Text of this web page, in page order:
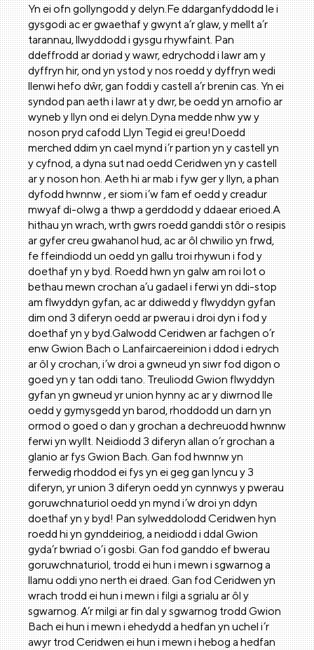
Yn ei ofn gollyngodd y delyn.Fe ddarganfyddodd le i
gysgodi ac er gwaethaf y gwynt a’r glaw, y mellt a’r
tarannau, llwyddodd i gysgu rhywfaint. Pan
ddeffrodd ar doriad y wawr, edrychodd i lawr am y
dyffryn hir, ond yn ystod y nos roedd y dyffryn wedi
llenwi hefo dŵr, gan foddi y castell a’r brenin cas. Yn ei
syndod pan aeth i lawr at y dwr, be oedd yn arnofio ar
wyneb y llyn ond ei delyn.Dyna medde nhw yw y
noson pryd cafodd Llyn Tegid ei greu!Doedd
merched ddim yn cael mynd i’r partion yn y castell yn
y cyfnod, a dyna sut nad oedd Ceridwen yn y castell
ar y noson hon. Aeth hi ar mab i fyw ger y llyn, a phan
dyfodd hwnnw , er siom i’w fam ef oedd y creadur
mwyaf di-olwg a thwp a gerddodd y ddaear erioed.A
hithau yn wrach, wrth gwrs roedd ganddi stôr o resipis
ar gyfer creu gwahanol hud, ac ar ôl chwilio yn frwd,
fe ffeindiodd un oedd yn gallu troi rhywun i fod y
doethaf yn y byd. Roedd hwn yn galw am roi lot o
bethau mewn crochan a’u gadael i ferwi yn ddi-stop
am flwyddyn gyfan, ac ar ddiwedd y flwyddyn gyfan
dim ond 3 diferyn oedd ar pwerau i droi dyn i fod y
doethaf yn y byd.Galwodd Ceridwen ar fachgen o’r
enw Gwion Bach o Lanfaircaereinion i ddod i edrych
ar ôl y crochan, i’w droi a gwneud yn siwr fod digon o
goed yn y tan oddi tano. Treuliodd Gwion flwyddyn
gyfan yn gwneud yr union hynny ac ar y diwrnod lle
oedd y gymysgedd yn barod, rhoddodd un darn yn
ormod o goed o dan y grochan a dechreuodd hwnnw
ferwi yn wyllt. Neidiodd 3 diferyn allan o’r grochan a
glanio ar fys Gwion Bach. Gan fod hwnnw yn
ferwedig rhoddod ei fys yn ei geg gan lyncu y 3
diferyn, yr union 3 diferyn oedd yn cynnwys y pwerau
goruwchnaturiol oedd yn mynd i’w droi yn ddyn
doethaf yn y byd! Pan sylweddolodd Ceridwen hyn
roedd hi yn gynddeiriog, a neidiodd i ddal Gwion
gyda’r bwriad o’i gosbi. Gan fod ganddo ef bwerau
goruwchnaturiol, trodd ei hun i mewn i sgwarnog a
llamu oddi yno nerth ei draed. Gan fod Ceridwen yn
wrach trodd ei hun i mewn i filgi a sgrialu ar ôl y
sgwarnog. A’r milgi ar fin dal y sgwarnog trodd Gwion
Bach ei hun i mewn i ehedydd a hedfan yn uchel i’r
awyr trod Ceridwen ei hun i mewn i hebog a hedfan